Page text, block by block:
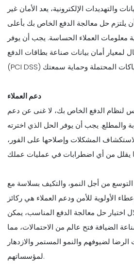
والتهديدات الإلكترونية، يعد الأمان غير
يلتزم حل معالجة الدفع الخاص بك بأعلى
معلومات العملاء الحساسة. يجب أن يوفر
لمعيار أمان بيانات صناعة بطاقات الدفع
دعم العملاء
لنظام الدفع الخاص بك، لا غنى عن دعم
والمطلع. يجب أن يوفر الحل الذي اخترته
المشكلات وإصلاحها على الفور،
من أجل النمو، والتكيف بسلاسة مع
الأولوية للأمن ودعم العملاء هي ركائز
اختيار حل معالجة الدفع المناسب، يمكن
الضيافة فتح عالم من الاحتمالات، مما
لضيوفهم والنمو المستمر والازدهار
لمؤسساتهم.